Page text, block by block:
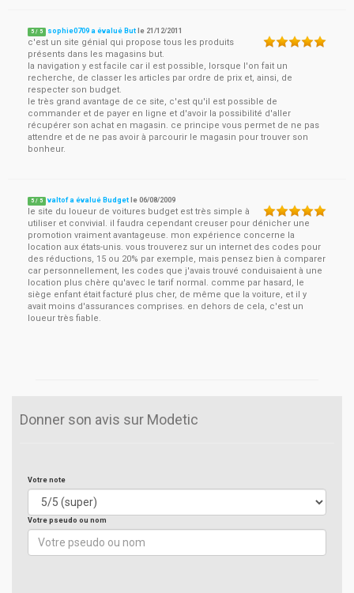
5 / 5 sophie0709 a évalué But le 21/12/2011
c'est un site génial qui propose tous les produits
présents dans les magasins but.
la navigation y est facile car il est possible, lorsque l'on fait un
recherche, de classer les articles par ordre de prix et, ainsi, de
respecter son budget.
le très grand avantage de ce site, c'est qu'il est possible de
commander et de payer en ligne et d'avoir la possibilité d'aller
récupérer son achat en magasin. ce principe vous permet de ne pas
attendre et de ne pas avoir à parcourir le magasin pour trouver son
bonheur.
5 / 5 valtof a évalué Budget le06/08/2009
le site du loueur de voitures budget est très simple à
utiliser et convivial. il faudra cependant creuser pour dénicher une
promotion vraiment avantageuse. mon expérience concerne la
location aux états-unis. vous trouverez sur un internet des codes pour
des réductions, 15 ou 20% par exemple, mais pensez bien à comparer
car personnellement, les codes que j'avais trouvé conduisaient à une
location plus chère qu'avec le tarif normal. comme par hasard, le
siège enfant était facturé plus cher, de même que la voiture, et il y
avait moins d'assurances comprises. en dehors de cela, c'est un
loueur très fiable.
Donner son avis sur Modetic
Votre note
Votre pseudo ou nom